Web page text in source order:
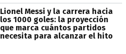
Lionel Messi y la carrera hacia
los 1000 goles: la proyección
que marca cuántos partidos
necesita para alcanzar el hito